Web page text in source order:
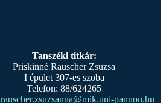
Tanszéki titkár:
Priskinné Rauscher Zsuzsa
I épület 307-es szoba
Telefon: 88/624265
rauscher.zsuzsanna@mik.uni-pannon.hu